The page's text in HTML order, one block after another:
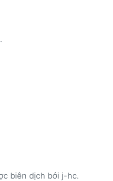
biên dịch bởi j-hc.